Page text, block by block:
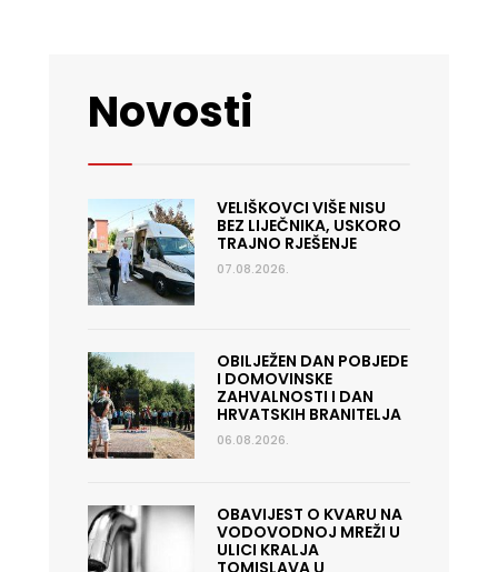
Novosti
VELIŠKOVCI VIŠE NISU
BEZ LIJEČNIKA, USKORO
TRAJNO RJEŠENJE
07.08.2026.
OBILJEŽEN DAN POBJEDE
I DOMOVINSKE
ZAHVALNOSTI I DAN
HRVATSKIH BRANITELJA
06.08.2026.
OBAVIJEST O KVARU NA
VODOVODNOJ MREŽI U
ULICI KRALJA
TOMISLAVA U